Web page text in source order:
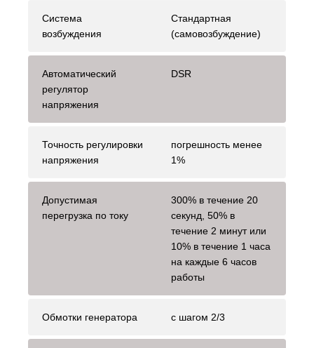
Система
возбуждения
Стандартная
(самовозбуждение)
Автоматический
регулятор
напряжения
DSR
Точность регулировки
напряжения
погрешность менее
1%
Допустимая
перегрузка по току
300% в течение 20
секунд, 50% в
течение 2 минут или
10% в течение 1 часа
на каждые 6 часов
работы
Обмотки генератора с шагом 2/3